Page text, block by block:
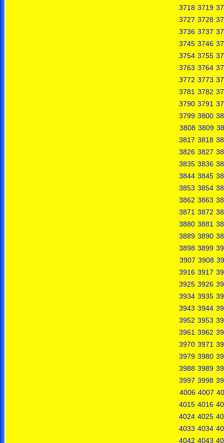
3718 3719
3727 3728
3736 3737
3745 3746
3754 3755
3763 3764
3772 3773
3781 3782
3790 3791
3799 3800
3808 3809
3817 3818
3826 3827
3835 3836
3844 3845
3853 3854
3862 3863
3871 3872
3880 3881
3889 3890
3898 3899
3907 3908
3916 3917
3925 3926
3934 3935
3943 3944
3952 3953
3961 3962
3970 3971
3979 3980
3988 3989
3997 3998
4006 4007
4015 4016
4024 4025
4033 4034
4042 4043